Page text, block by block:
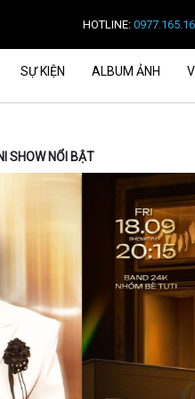
HOTLINE:
SỰ KIỆN ALBUM ẢNH
SHOW NỔI BẬT